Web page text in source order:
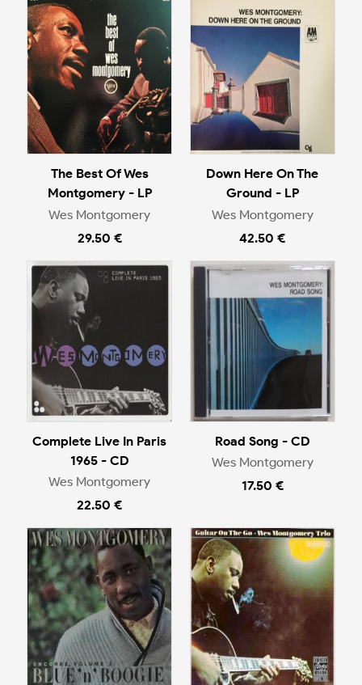
The Best Of Wes
Montgomery - LP
Wes Montgomery
29.50 €
Down Here On The
Ground - LP
Wes Montgomery
42.50 €
Complete Live In Paris
1965 - CD
Wes Montgomery
22.50 €
Road Song - CD
Wes Montgomery
17.50 €